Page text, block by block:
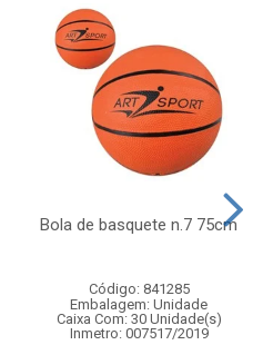
Bola de basquete n.7 75cm
Código: 841285
Embalagem: Unidade
Caixa Com: 30 Unidade(s)
Inmetro: 007517/2019